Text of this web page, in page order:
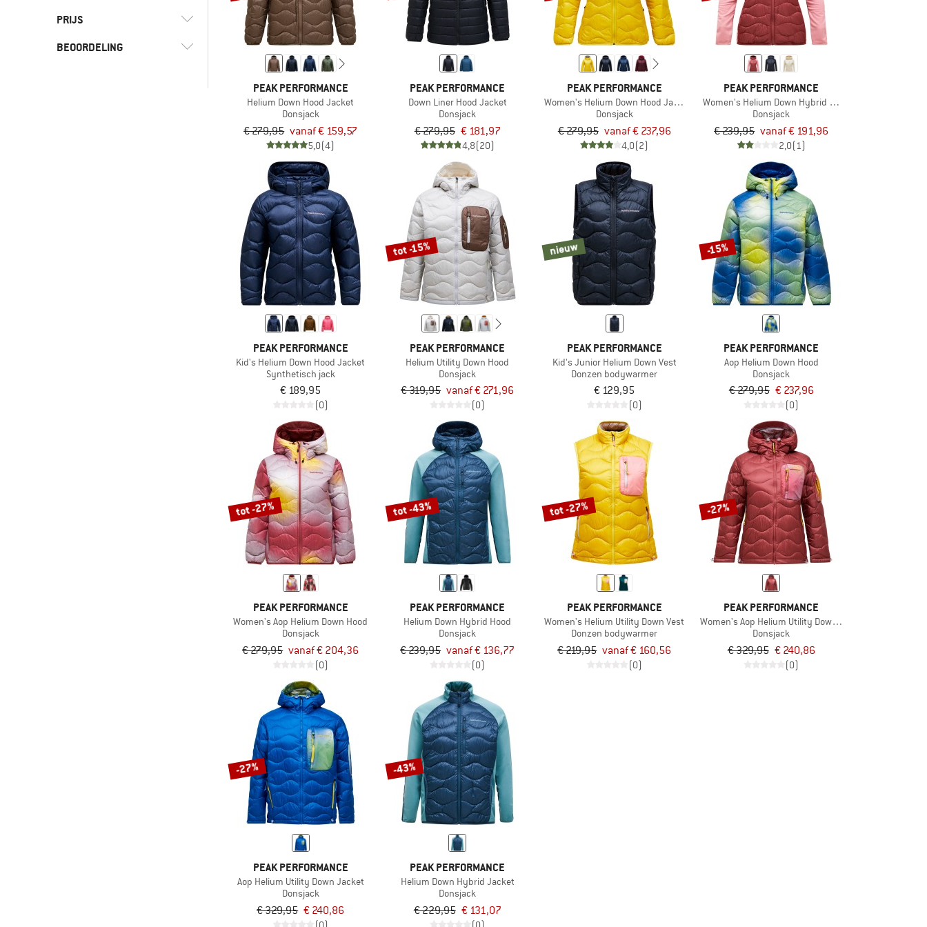
Winddicht
PRIJS
BEOORDELING
PEAK PERFORMANCE
Helium Down Hood Jacket
Donsjack
€ 279,95 vanaf € 159,57
5,0(4)
PEAK PERFORMANCE
Down Liner Hood Jacket
Donsjack
€ 279,95 € 181,97
4,8(20)
PEAK PERFORMANCE
Women's Helium Down Hood Jacket
Donsjack
€ 279,95 vanaf € 237,96
4,0(2)
PEAK PERFORMANCE
Women's Helium Down Hybrid Hood
Donsjack
€ 239,95 vanaf € 191,96
2,0(1)
PEAK PERFORMANCE
Kid's Helium Down Hood Jacket
Synthetisch jack
€ 189,95
(0)
tot -15%
PEAK PERFORMANCE
Helium Utility Down Hood
Donsjack
€ 319,95 vanaf € 271,96
(0)
nieuw
PEAK PERFORMANCE
Kid's Junior Helium Down Vest
Donzen bodywarmer
€ 129,95
(0)
-15%
PEAK PERFORMANCE
Aop Helium Down Hood
Donsjack
€ 279,95 € 237,96
(0)
tot -27%
PEAK PERFORMANCE
Women's Aop Helium Down Hood
Donsjack
€ 279,95 vanaf € 204,36
(0)
tot -43%
PEAK PERFORMANCE
Helium Down Hybrid Hood
Donsjack
€ 239,95 vanaf € 136,77
(0)
tot -27%
PEAK PERFORMANCE
Women's Helium Utility Down Vest
Donzen bodywarmer
€ 219,95 vanaf € 160,56
(0)
-27%
PEAK PERFORMANCE
Women's Aop Helium Utility Down Jacket
Donsjack
€ 329,95 € 240,86
(0)
-27%
PEAK PERFORMANCE
Aop Helium Utility Down Jacket
Donsjack
€ 329,95 € 240,86
-43%
PEAK PERFORMANCE
Helium Down Hybrid Jacket
Donsjack
€ 229,95 € 131,07